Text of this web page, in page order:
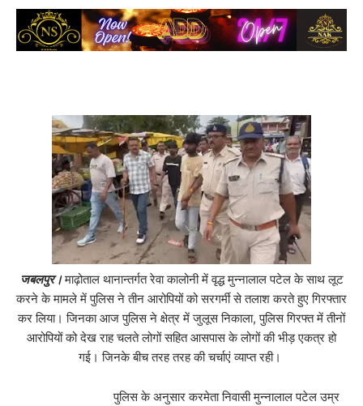
जबलपुर।माढ़ोताल थानान्तर्गत रेवा कालोनी में वृद्ध मुन्नालाल पटेल के साथ लूट
करने के मामले में पुलिस ने तीन आरोपियों को सरगर्मी से तलाश करते हुए गिरफ्तार
कर लिया। जिनका आज पुलिस ने क्षेत्र में जुलूस निकाला, पुलिस गिरफ्त में तीनों
आरोपियों को देख राह चलते लोगों सहित आसपास के लोगों की भीड़ एकत्र हो
गई। जिनके बीच तरह तरह की चर्चाएं व्याप्त रही।
पुलिस के अनुसार करमेता निवासी मुन्नालाल पटेल उम्र